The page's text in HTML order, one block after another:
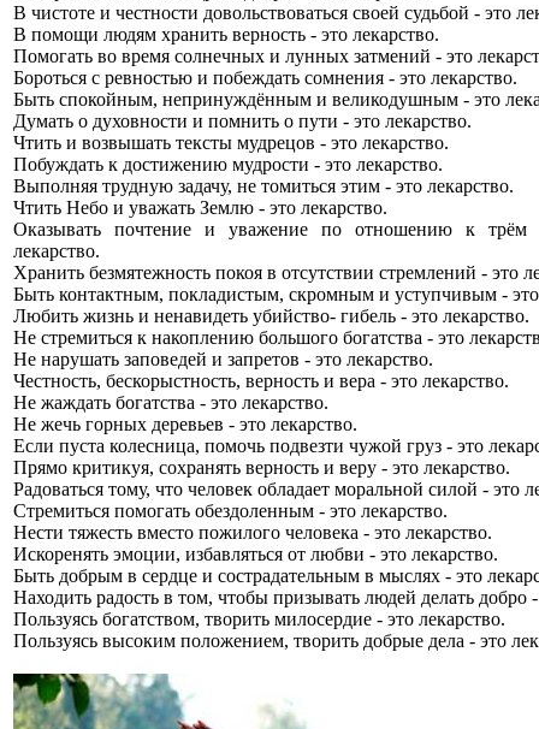
В чистоте и честности довольствоваться своей судьбой - это
В помощи людям хранить верность - это лекарство.
Помогать во время солнечных и лунных затмений - это
Бороться с ревностью и побеждать сомнения - это лекарство.
Быть спокойным, непринуждённым и великодушным - это
Думать о духовности и помнить о пути - это лекарство.
Чтить и возвышать тексты мудрецов - это лекарство.
Побуждать к достижению мудрости - это лекарство.
Выполняя трудную задачу, не томиться этим - это лекарство.
Чтить Небо и уважать Землю - это лекарство.
Оказывать почтение и уважение по отношению к трём
лекарство.
Хранить безмятежность покоя в отсутствии стремлений - это
Быть контактным, покладистым, скромным и уступчивым - это
Любить жизнь и ненавидеть убийство- гибель - это лекарство.
Не стремиться к накоплению большого богатства - это
Не нарушать заповедей и запретов - это лекарство.
Честность, бескорыстность, верность и вера - это лекарство.
Не жаждать богатства - это лекарство.
Не жечь горных деревьев - это лекарство.
Если пуста колесница, помочь подвезти чужой груз - это
Прямо критикуя, сохранять верность и веру - это лекарство.
Радоваться тому, что человек обладает моральной силой - это
Стремиться помогать обездоленным - это лекарство.
Нести тяжесть вместо пожилого человека - это лекарство.
Искоренять эмоции, избавляться от любви - это лекарство.
Быть добрым в сердце и сострадательным в мыслях - это
Находить радость в том, чтобы призывать людей делать добро -
Пользуясь богатством, творить милосердие - это лекарство.
Пользуясь высоким положением, творить добрые дела - это